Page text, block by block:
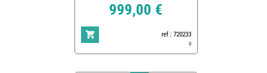
999,00 €
ref : 720233
0